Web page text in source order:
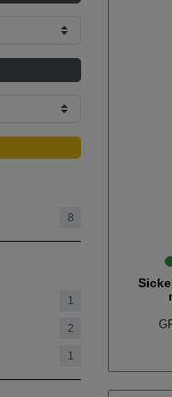
8
1
2
1